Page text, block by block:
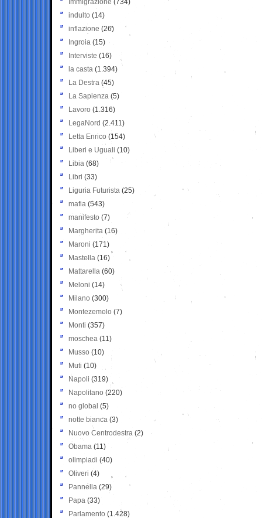
Immigrazione (734)
indulto (14)
inflazione (26)
Ingroia (15)
Interviste (16)
la casta (1.394)
La Destra (45)
La Sapienza (5)
Lavoro (1.316)
LegaNord (2.411)
Letta Enrico (154)
Liberi e Uguali (10)
Libia (68)
Libri (33)
Liguria Futurista (25)
mafia (543)
manifesto (7)
Margherita (16)
Maroni (171)
Mastella (16)
Mattarella (60)
Meloni (14)
Milano (300)
Montezemolo (7)
Monti (357)
moschea (11)
Musso (10)
Muti (10)
Napoli (319)
Napolitano (220)
no global (5)
notte bianca (3)
Nuovo Centrodestra (2)
Obama (11)
olimpiadi (40)
Oliveri (4)
Pannella (29)
Papa (33)
Parlamento (1.428)